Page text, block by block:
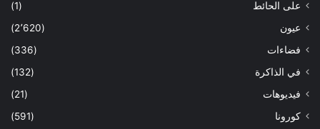
على الحائط
(1)
عيون
(2٬620)
فضاءات
(336)
في الذاكرة
(132)
فيديوهات
(21)
كورونا
(591)